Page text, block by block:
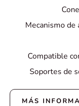
Mecanismo
Compatible
Soportes de
MÁS